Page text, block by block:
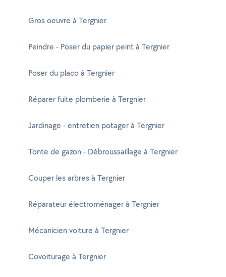
Gros oeuvre à Tergnier
Peindre - Poser du papier peint à Tergnier
Poser du placo à Tergnier
Réparer fuite plomberie à Tergnier
Jardinage - entretien potager à Tergnier
Tonte de gazon - Débroussaillage à Tergnier
Couper les arbres à Tergnier
Réparateur électroménager à Tergnier
Mécanicien voiture à Tergnier
Covoiturage à Tergnier